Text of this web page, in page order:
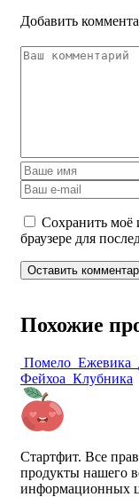
Добавить
Сохранить моё
браузере для
Похожие
Помело Ежевика
Фейхоа Клубника
Стартфит. Все
продукты нашего
информационных